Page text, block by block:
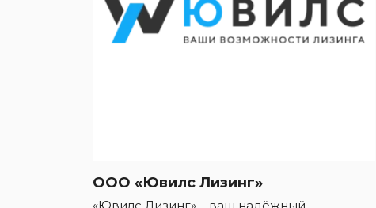
ООО «Ювилс Лизинг»